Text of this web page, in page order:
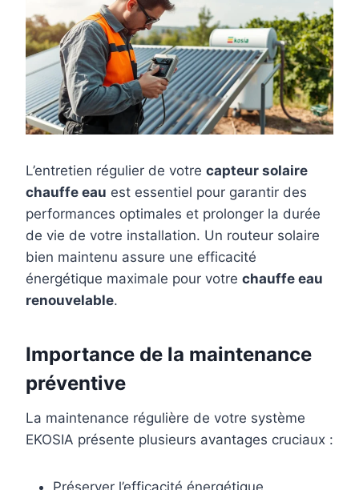
L’entretien régulier de votre capteur solaire
chauffe eau est essentiel pour garantir des
performances optimales et prolonger la durée
de vie de votre installation. Un routeur solaire
bien maintenu assure une efficacité
énergétique maximale pour votre chauffe eau
renouvelable.
Importance de la maintenance
préventive
La maintenance régulière de votre système
EKOSIA présente plusieurs avantages cruciaux :
Préserver l’efficacité énergétique